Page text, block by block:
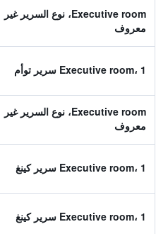
Executive room، نوع السرير غير
معروف
Executive room، 1 سرير توأم
Executive room، نوع السرير غير
معروف
Executive room، 1 سرير كينغ
Executive room، 1 سرير كينغ